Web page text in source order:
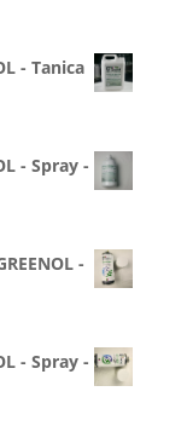
- Tanica
- Spray -
-
- Spray -